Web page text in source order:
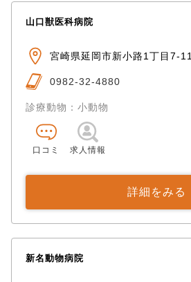
山口獣医科病院
宮崎県延岡市新小路1丁目7-11
0982-32-4880
診療動物：小動物
口コミ 求人情報
詳細をみる
新名動物病院